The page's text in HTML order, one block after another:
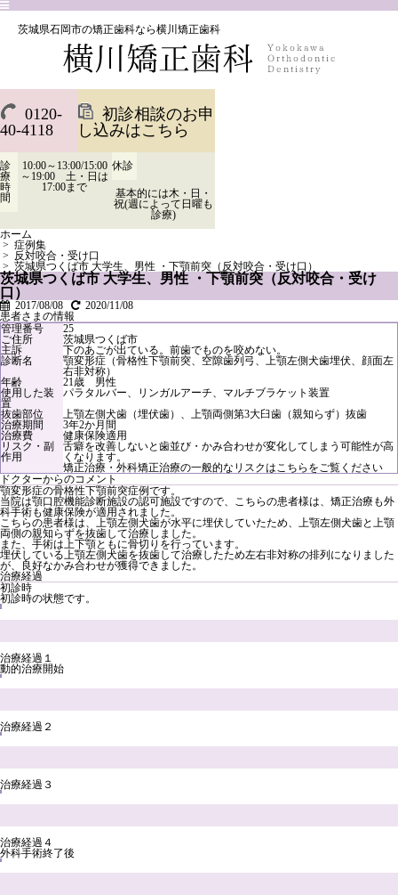
茨城県石岡市の矯正歯科なら横川矯正歯科
0120-
40-4118
初診相談のお申
し込みはこちら
診
療
時
間
10:00～13:00/15:00
～19:00 土・日は
17:00まで
休診
基本的には木・日・
祝(週によって日曜も
診療)
ホーム
> 症例集
> 反対咬合・受け口
> 茨城県つくば市 大学生、男性 ・下顎前突（反対咬合・受け口）
茨城県つくば市 大学生、男性 ・下顎前突（反対咬合・受け
口）
2017/08/08
2020/11/08
患者さまの情報
管理番号
25
ご住所
茨城県つくば市
主訴
下のあごが出ている。前歯でものを咬めない。
診断名
顎変形症（骨格性下顎前突、空隙歯列弓、上顎左側犬歯埋伏、顔面左
右非対称）
年齢
21歳 男性
使用した装
置
パラタルバー、リンガルアーチ、マルチブラケット装置
抜歯部位
上顎左側犬歯（埋伏歯）、上顎両側第3大臼歯（親知らず）抜歯
治療期間
3年2か月間
治療費
健康保険適用
リスク・副
作用
舌癖を改善しないと歯並び・かみ合わせが変化してしまう可能性が高
くなります。
矯正治療・外科矯正治療の一般的なリスクはこちら をご覧ください
ドクターからのコメント
顎変形症の骨格性下顎前突症例です。
当院は顎口腔機能診断施設の認可施設ですので、こちらの患者様は、矯正治療も外
科手術も健康保険が適用されました。
こちらの患者様は、上顎左側犬歯が水平に埋伏していたため、上顎左側犬歯と上顎
両側の親知らずを抜歯して治療しました。
また、手術は上下顎ともに骨切りを行っています。
埋伏している上顎左側犬歯を抜歯して治療したため左右非対称の排列になりました
が、良好なかみ合わせが獲得できました。
治療経過
初診時
初診時の状態です。
治療経過１
動的治療開始
治療経過２
治療経過３
治療経過４
外科手術終了後